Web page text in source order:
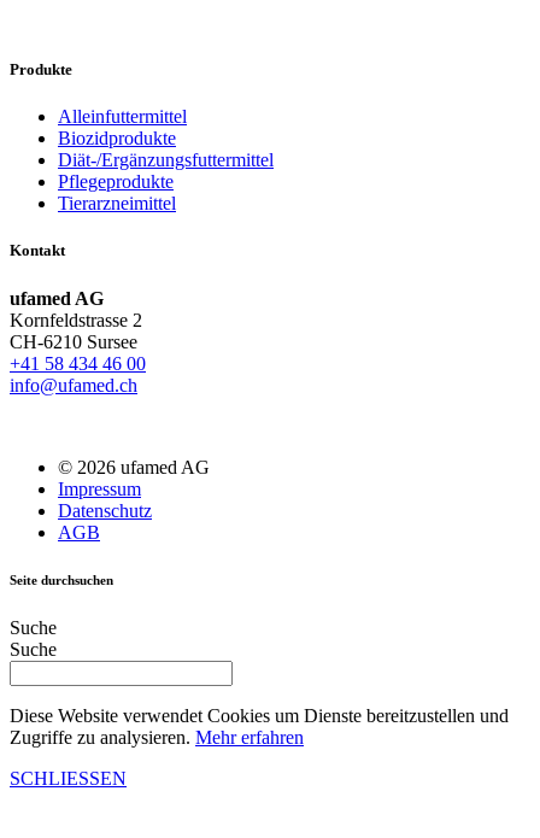
Produkte
Alleinfuttermittel
Biozidprodukte
Diät-/Ergänzungsfuttermittel
Pflegeprodukte
Tierarzneimittel
Kontakt
ufamed AG
Kornfeldstrasse 2
CH-6210 Sursee
+41 58 434 46 00
info@ufamed.ch
© 2026 ufamed AG
Impressum
Datenschutz
AGB
Seite durchsuchen
Suche
Suche
Diese Website verwendet Cookies um Dienste bereitzustellen und
Zugriffe zu analysieren. Mehr erfahren
SCHLIESSEN